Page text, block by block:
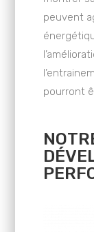
peuvent
pourront